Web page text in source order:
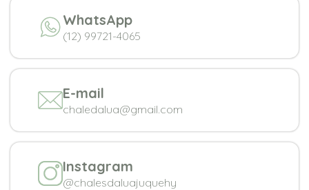
WhatsApp
(12) 99721-4065
E-mail
chaledalua@gmail.com
Instagram
@chalesdaluajuquehy